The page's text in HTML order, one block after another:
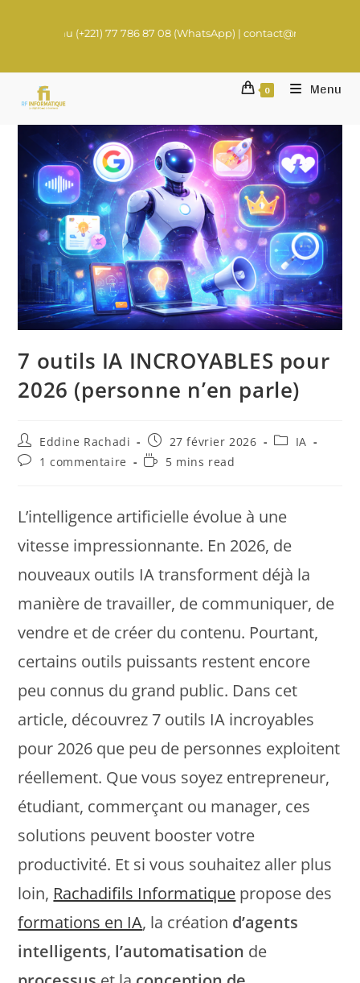
77 786 87 08 (WhatsApp) | contact@rachadifils.com
0 Menu
7 outils IA INCROYABLES pour
2026 (personne n’en parle)
Eddine Rachadi 27 février 2026
IA
1 commentaire
5 mins read
L’intelligence artificielle évolue à une
vitesse impressionnante. En 2026, de
nouveaux outils IA transforment déjà la
manière de travailler, de communiquer, de
vendre et de créer du contenu. Pourtant,
certains outils puissants restent encore
peu connus du grand public. Dans cet
article, découvrez 7 outils IA incroyables
pour 2026 que peu de personnes exploitent
réellement. Que vous soyez entrepreneur,
étudiant, commerçant ou manager, ces
solutions peuvent booster votre
productivité. Et si vous souhaitez aller plus
loin, Rachadifils Informatique propose des
formations en IA, la création d’agents
intelligents, l’automatisation de